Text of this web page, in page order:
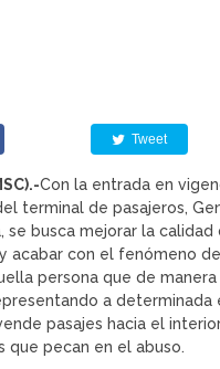
Tweet
Con la entrada en
terminal de pasajeros,
se busca mejorar la calidad
acabar con el fenómeno
persona que de
a determinada
pasajes hacia el
que pecan en el abuso.